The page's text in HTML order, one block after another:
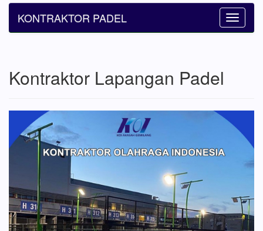
Toggle
KONTRAKTOR PADEL
Kontraktor Lapangan Padel